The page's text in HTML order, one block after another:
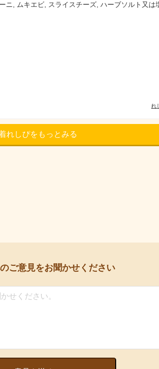
ニ, ムキエビ, スライスチーズ, ハーブソルト又は
れ
れしぴをもっとみる
ご意見をお聞かせください